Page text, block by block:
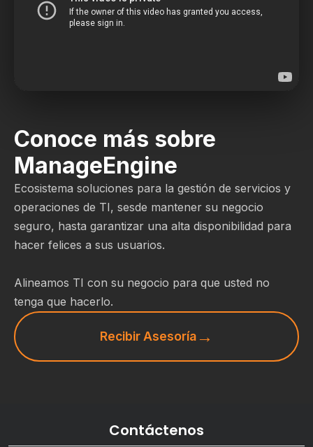
Conoce más sobre
ManageEngine
Ecosistema soluciones para la gestión de servicios y
operaciones de TI, sesde mantener su negocio
seguro, hasta garantizar una alta disponibilidad para
hacer felices a sus usuarios.
Alineamos TI con su negocio para que usted no
tenga que hacerlo.
Recibir Asesoría
Contáctenos